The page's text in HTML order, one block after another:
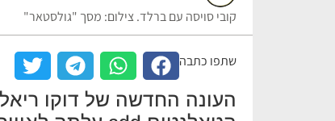
קובי סויסה עם ברלד. צילום: מסך "גולסטאר"
שתפו כתבה
העונה החדשה של דוקו